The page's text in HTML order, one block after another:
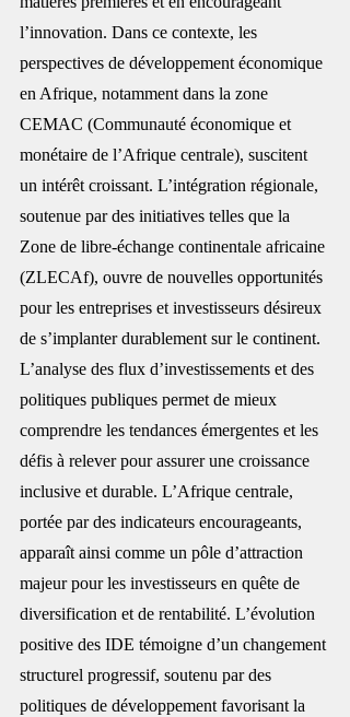
l’innovation. Dans ce contexte, les
perspectives de développement économique
en Afrique, notamment dans la zone
CEMAC (Communauté économique et
monétaire de l’Afrique centrale), suscitent
un intérêt croissant. L’intégration régionale,
soutenue par des initiatives telles que la
Zone de libre-échange continentale africaine
(ZLECAf), ouvre de nouvelles opportunités
pour les entreprises et investisseurs désireux
de s’implanter durablement sur le continent.
L’analyse des flux d’investissements et des
politiques publiques permet de mieux
comprendre les tendances émergentes et les
défis à relever pour assurer une croissance
inclusive et durable. L’Afrique centrale,
portée par des indicateurs encourageants,
apparaît ainsi comme un pôle d’attraction
majeur pour les investisseurs en quête de
diversification et de rentabilité. L’évolution
positive des IDE témoigne d’un changement
structurel progressif, soutenu par des
politiques de développement favorisant la